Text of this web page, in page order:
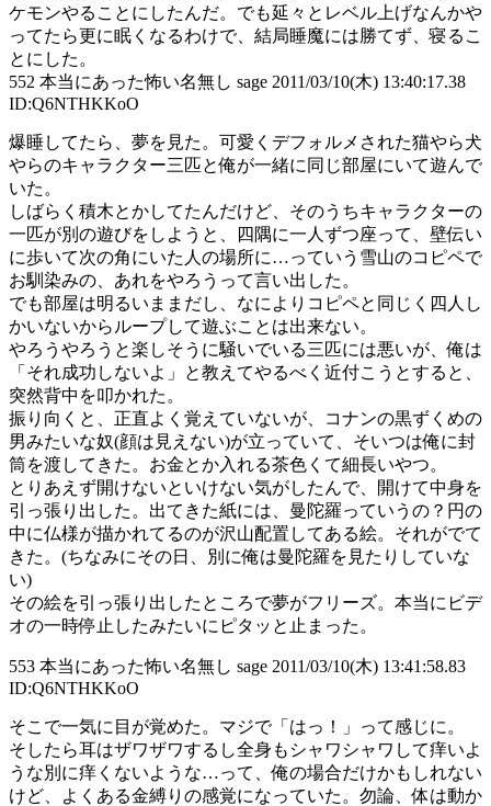
ケモンやることにしたんだ。でも延々とレベル上げなんかや
ってたら更に眠くなるわけで、結局睡魔には勝てず、寝るこ
とにした。
552 本当にあった怖い名無し sage 2011/03/10(木) 13:40:17.38
ID:Q6NTHKKoO
爆睡してたら、夢を見た。可愛くデフォルメされた猫やら犬
やらのキャラクター三匹と俺が一緒に同じ部屋にいて遊んで
いた。
しばらく積木とかしてたんだけど、そのうちキャラクターの
一匹が別の遊びをしようと、四隅に一人ずつ座って、壁伝い
に歩いて次の角にいた人の場所に…っていう雪山のコピペで
お馴染みの、あれをやろうって言い出した。
でも部屋は明るいままだし、なによりコピペと同じく四人し
かいないからループして遊ぶことは出来ない。
やろうやろうと楽しそうに騒いでいる三匹には悪いが、俺は
「それ成功しないよ」と教えてやるべく近付こうとすると、
突然背中を叩かれた。
振り向くと、正直よく覚えていないが、コナンの黒ずくめの
男みたいな奴(顔は見えない)が立っていて、そいつは俺に封
筒を渡してきた。お金とか入れる茶色くて細長いやつ。
とりあえず開けないといけない気がしたんで、開けて中身を
引っ張り出した。出てきた紙には、曼陀羅っていうの？円の
中に仏様が描かれてるのが沢山配置してある絵。それがでて
きた。(ちなみにその日、別に俺は曼陀羅を見たりしていな
い)
その絵を引っ張り出したところで夢がフリーズ。本当にビデ
オの一時停止したみたいにピタッと止まった。
553 本当にあった怖い名無し sage 2011/03/10(木) 13:41:58.83
ID:Q6NTHKKoO
そこで一気に目が覚めた。マジで「はっ！」って感じに。
そしたら耳はザワザワするし全身もシャワシャワして痒いよ
うな別に痒くないような…って、俺の場合だけかもしれない
けど、よくある金縛りの感覚になっていた。勿論、体は動か